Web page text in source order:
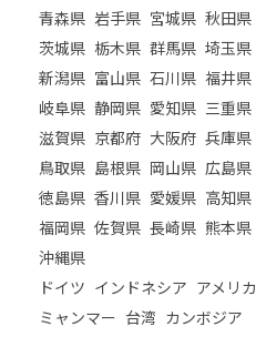
青森県 岩手県 宮城県 秋田県
茨城県 栃木県 群馬県 埼玉県
新潟県 富山県 石川県 福井県
岐阜県 静岡県 愛知県 三重県
滋賀県 京都府 大阪府 兵庫県
鳥取県 島根県 岡山県 広島県
徳島県 香川県 愛媛県 高知県
福岡県 佐賀県 長崎県 熊本県
沖縄県
ドイツ インドネシア アメリカ
ミャンマー 台湾 カンボジア